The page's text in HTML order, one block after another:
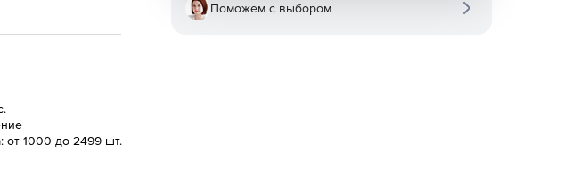
от 1000 до 2499 шт.
Поможем с выбором